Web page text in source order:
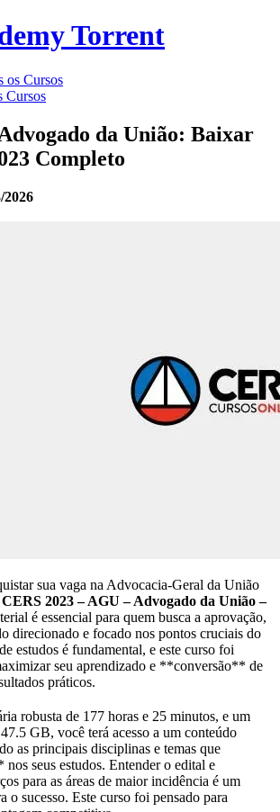
Torrent
os Cursos
Cursos
da União: Baixar
Completo
2026
sua vaga na Advocacia-Geral da União
CERS 2023 – AGU – Advogado da União –
é essencial para quem busca a aprovação,
direcionado e focado nos pontos cruciais do
estudos é fundamental, e este curso foi
seu aprendizado e **conversão** de
práticos.
robusta de 177 horas e 25 minutos, e um
GB, você terá acesso a um conteúdo
as principais disciplinas e temas que
seus estudos. Entender o edital e
para as áreas de maior incidência é um
o sucesso. Este curso foi pensado para